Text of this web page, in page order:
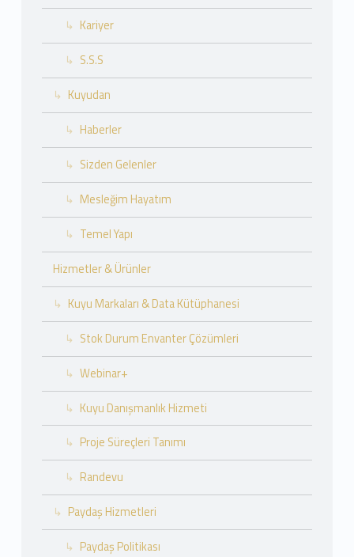
Kariyer
S.S.S
Kuyudan
Haberler
Sizden Gelenler
Mesleğim Hayatım
Temel Yapı
Hizmetler & Ürünler
Kuyu Markaları & Data Kütüphanesi
Stok Durum Envanter Çözümleri
Webinar+
Kuyu Danışmanlık Hizmeti
Proje Süreçleri Tanımı
Randevu
Paydaş Hizmetleri
Paydaş Politikası